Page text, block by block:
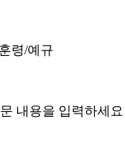
훈령/예규
내용을 입력하세